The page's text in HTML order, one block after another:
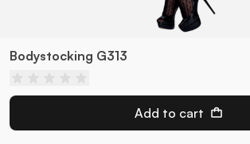
Bodystocking G313
Add to cart